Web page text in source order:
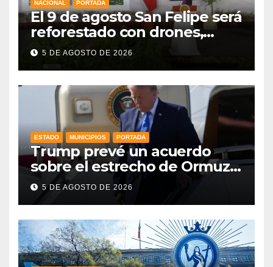
NACIONAL PORTADA
El 9 de agosto San Felipe será
reforestado con drones,
como parte de la Jornada
Nacional a la que se suma
5 DE AGOSTO DE 2026
ESTADO MUNICIPIOS PORTADA
Trump prevé un acuerdo
sobre el estrecho de Ormuz
esta misma semana
5 DE AGOSTO DE 2026